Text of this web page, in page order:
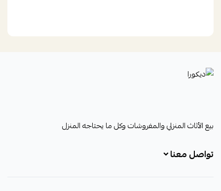
ديكورا
بيع الأثاث المنزلي والمفروشات وكل ما يحتاجه المنزل
تواصل معنا